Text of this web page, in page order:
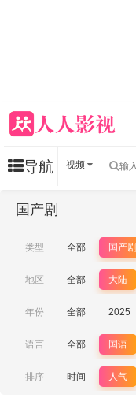
导航 视频
国产剧
类型 全部 国产剧
地区 全部 大陆
年份 全部 2025
语言 全部 国语
排序 时间 人气